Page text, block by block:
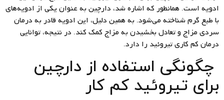
ادویه است. همانطور که اشاره شد، دارچین به عنوان یکی از ادویه‌های
با طبع گرم شناخته می‌شود. به همین دلیل، این ادویه قادر به درمان
سردی مزاج و تعادل بخشیدن به مزاج کمک کند. در نتیجه، توانایی
درمان کم کاری تیروئید را دارد.
چگونگی استفاده از دارچین
برای تیروئید کم کار